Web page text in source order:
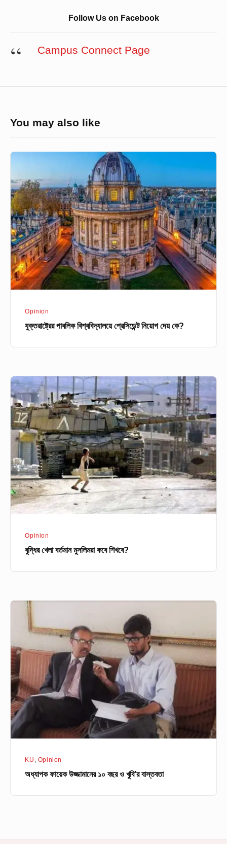
Follow Us on Facebook
Campus Connect Page
You may also like
বিশ্ববিদ্যালয়ে
প্রেসিডেন্ট
নিয়োগ
দেয়
কে?
Opinion
যুক্তরাষ্ট্রের পাবলিক বিশ্ববিদ্যালয়ে প্রেসিডেন্ট নিয়োগ দেয় কে?
বুদ্ধির
খেলা
বর্তমান
মুসলিমরা
কবে
Opinion
বুদ্ধির খেলা বর্তমান মুসলিমরা কবে শিখবে?
অধ্যাপক
উজ্জামানের
১০
বছর
ও
খুবি’র
বাস্তবতা
KU , Opinion
অধ্যাপক ফায়েক উজ্জামানের ১০ বছর ও খুবি’র বাস্তবতা